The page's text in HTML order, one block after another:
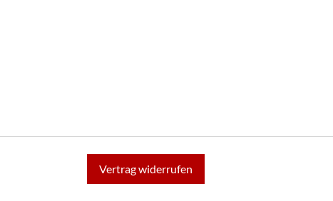
Vertrag widerrufen